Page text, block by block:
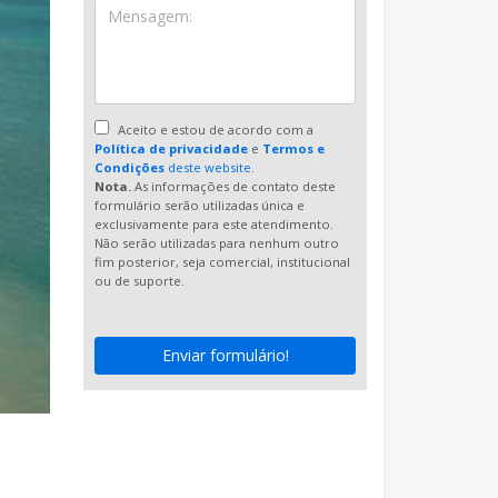
Aceito e estou de acordo com a
Política de privacidade e Termos e
Condições deste website.
Nota. As informações de contato deste
formulário serão utilizadas única e
exclusivamente para este atendimento.
Não serão utilizadas para nenhum outro
fim posterior, seja comercial, institucional
ou de suporte.
Enviar formulário!